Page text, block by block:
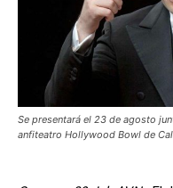
Se presentará el 23 de agosto
anfiteatro Hollywood Bowl de